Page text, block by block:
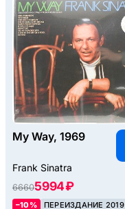
My Way, 1969
Frank Sinatra
66605994 ₽
–10%
ПЕРЕИЗДАНИЕ 2019